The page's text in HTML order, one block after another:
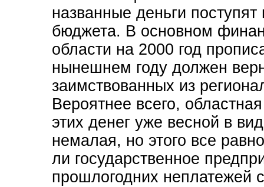
названные деньги
бюджета. В основном
области на 2000 год
нынешнем году должен
заимствованных из
Вероятнее всего,
этих денег уже весной в
немалая, но этого все
ли государственное
прошлогодних неплатежей